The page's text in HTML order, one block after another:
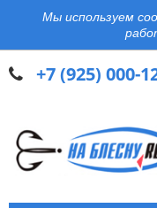
Мы используем
+7 (925) 000-